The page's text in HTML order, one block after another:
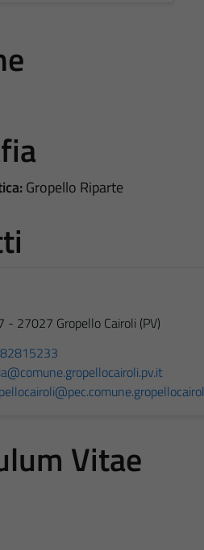
Gropello Riparte
- 27027 Gropello Cairoli (PV)
Vitae